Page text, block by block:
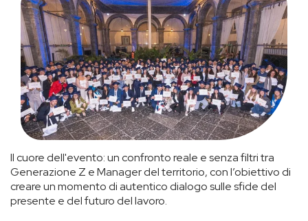
Il cuore dell'evento: un confronto reale e senza filtri tra
Generazione Z e Manager del territorio, con l’obiettivo di
creare un momento di autentico dialogo sulle sfide del
presente e del futuro del lavoro.